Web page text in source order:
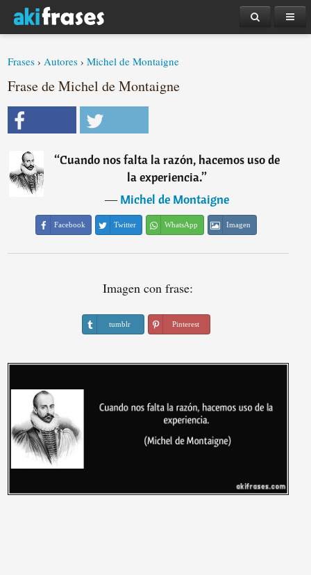
Frases ›Autores ›Michel de Montaigne
Frase de Michel de Montaigne
“Cuando nos falta la razón, hacemos uso de
la experiencia.”
―Michel de Montaigne
Facebook Twitter WhatsApp Imagen
Imagen con frase:
tumblr Pinterest